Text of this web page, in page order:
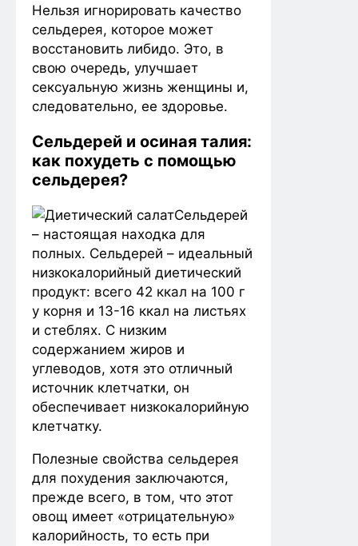
Нельзя игнорировать качество
сельдерея, которое может
восстановить либидо. Это, в
свою очередь, улучшает
сексуальную жизнь женщины и,
следовательно, ее здоровье.
Сельдерей и осиная талия:
как похудеть с помощью
сельдерея?
Сельдерей
– настоящая находка для
полных. Сельдерей – идеальный
низкокалорийный диетический
продукт: всего 42 ккал на 100 г
у корня и 13-16 ккал на листьях
и стеблях. С низким
содержанием жиров и
углеводов, хотя это отличный
источник клетчатки, он
обеспечивает низкокалорийную
клетчатку.
Полезные свойства сельдерея
для похудения заключаются,
прежде всего, в том, что этот
овощ имеет «отрицательную»
калорийность, то есть при